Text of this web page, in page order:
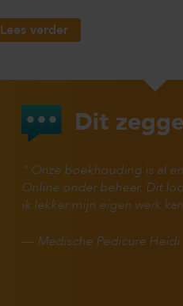
Lees verder
Dit
Onze boekhouding is al
Online onder beheer. Dit
ik lekker mijn eigen werk
— Medische Pedicure Heidi